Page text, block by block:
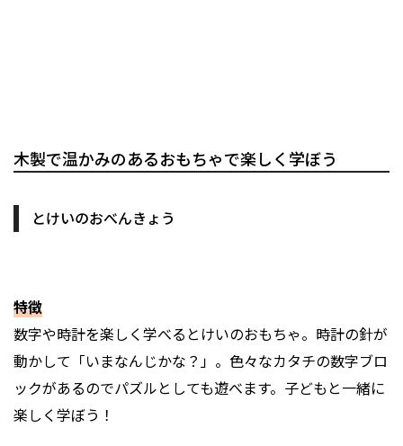
木製で温かみのあるおもちゃで楽しく学ぼう
とけいのおべんきょう
特徴
数字や時計を楽しく学べるとけいのおもちゃ。時計の針が
動かして「いまなんじかな？」。色々なカタチの数字ブロ
ックがあるのでパズルとしても遊べます。子どもと一緒に
楽しく学ぼう！